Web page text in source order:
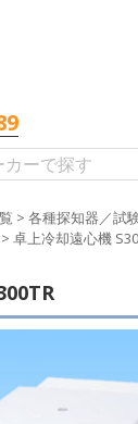
> 各種探知器／試
> 卓上冷却遠心機